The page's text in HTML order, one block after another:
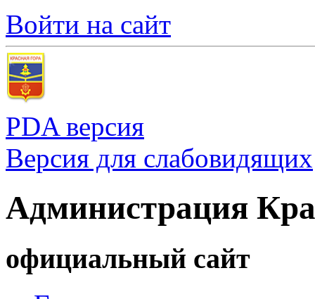
Войти на сайт
PDA версия
Версия для слабовидящих
Администрация
официальный сайт